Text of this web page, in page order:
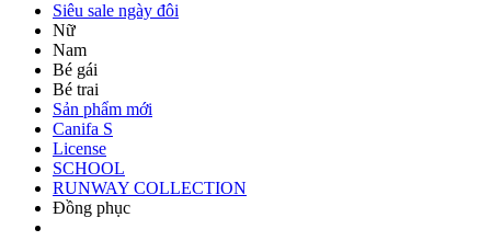
Siêu sale ngày đôi
Nữ
Nam
Bé gái
Bé trai
Sản phẩm mới
Canifa S
License
SCHOOL
RUNWAY COLLECTION
Đồng phục